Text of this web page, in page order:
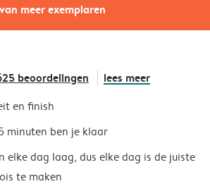
van meer exemplaren
beoordelingen lees meer
en finish
minuten ben je klaar
elke dag laag, dus elke dag is de juiste
te maken